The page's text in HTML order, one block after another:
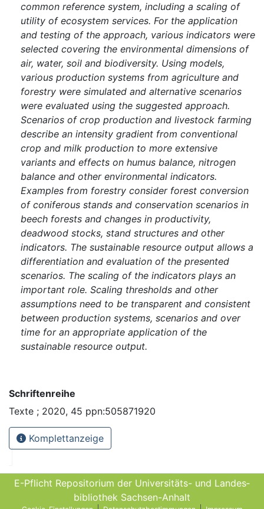
common reference system, including a scaling of
utility of ecosystem services. For the application
and testing of the approach, various indicators were
selected covering the environmental dimensions of
air, water, soil and biodiversity. Using models,
various production systems from agriculture and
forestry were simulated and alternative scenarios
were evaluated using the suggested approach.
Scenarios of crop production and livestock farming
describe an intensity gradient from conventional
crop and milk production to more extensive
variants and effects on humus balance, nitrogen
balance and other environmental indicators.
Examples from forestry consider forest conversion
of coniferous stands and conservation scenarios in
beech forests and changes in productivity,
deadwood stocks, stand structures and other
indicators. The sustainable resource output allows a
differentiation and evaluation of the presented
scenarios. The scaling of the indicators plays an
important role. Scaling thresholds and other
assumptions need to be transparent and consistent
between production systems, scenarios and over
time for an appropriate application of the
sustainable resource output.
Schriftenreihe
Texte ; 2020, 45 ppn:505871920
Komplettanzeige
E-Pflicht Repositorium der Universitäts- und Landes­
bibliothek Sachsen-Anhalt